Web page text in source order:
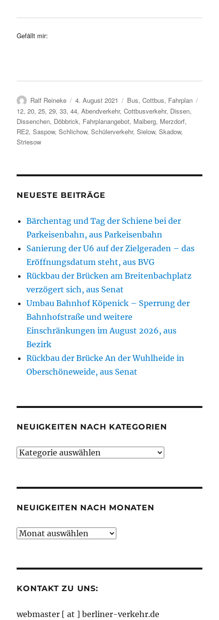
Gefällt mir:
Autor
Ralf Reineke
Veröffentlicht
am
4. August 2021 Kategorien
Bus,Cottbus, Fahrplan
12,20,25,29,33,44,Abendverkehr,Cottbusverkehr, Dissen,
Dissenchen, Döbbrick, Fahrplanangebot, Maiberg, Merzdorf,
RE2,Saspow,Schlichow,Schülerverkehr,Sielow,Skadow,
Striesow
NEUESTE BEITRÄGE
Bärchentag und Tag der Schiene bei der
Parkeisenbahn, aus Parkeisenbahn
Sanierung der U6 auf der Zielgeraden – das
Eröffnungsdatum steht, aus BVG
Rückbau der Brücken am Breitenbachplatz
verzögert sich, aus Senat
Umbau Bahnhof Köpenick – Sperrung der
Bahnhofstraße und weitere
Einschränkungen im August 2026, aus
Bezirk
Rückbau der Brücke An der Wuhlheide in
Oberschöneweide, aus Senat
NEUIGKEITEN NACH KATEGORIEN
Neuigkeiten
NEUIGKEITEN NACH MONATEN
Neuigkeiten
KONTAKT ZU UNS:
webmaster [ at ] berliner-verkehr.de